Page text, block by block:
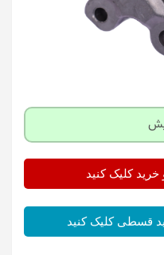
کلیک کنید
قسطی کلیک کنید